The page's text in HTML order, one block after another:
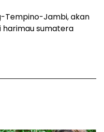
Tempino-Jambi, akan
sumatera